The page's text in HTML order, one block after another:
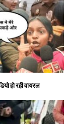
हो रही वायरल